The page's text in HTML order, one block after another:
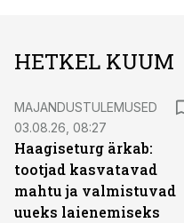
HETKEL KUUM
MAJANDUSTULEMUSED
03.08.26, 08:27
Haagiseturg ärkab:
tootjad kasvatavad
mahtu ja valmistuvad
uueks laienemiseks